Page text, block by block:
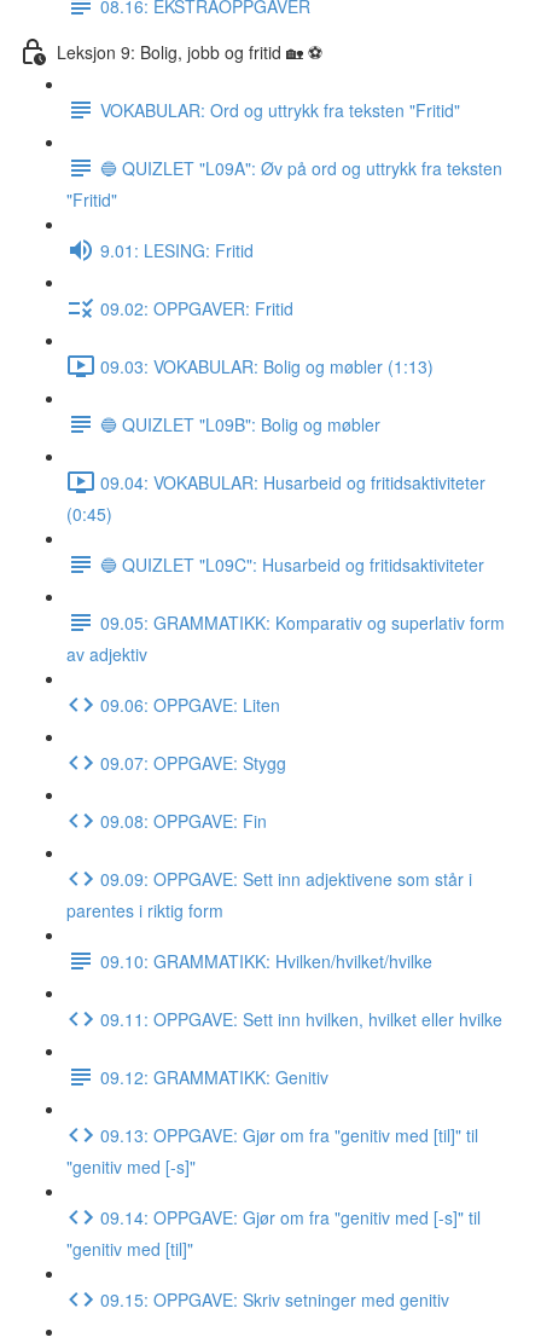
08.16: EKSTRAOPPGAVER
Leksjon 9: Bolig, jobb og fritid 🏡 ⚽️
VOKABULAR: Ord og uttrykk fra teksten "Fritid"
🔵 QUIZLET "L09A": Øv på ord og uttrykk fra teksten
"Fritid"
9.01: LESING: Fritid
09.02: OPPGAVER: Fritid
09.03: VOKABULAR: Bolig og møbler (1:13)
🔵 QUIZLET "L09B": Bolig og møbler
09.04: VOKABULAR: Husarbeid og fritidsaktiviteter
(0:45)
🔵 QUIZLET "L09C": Husarbeid og fritidsaktiviteter
09.05: GRAMMATIKK: Komparativ og superlativ form
av adjektiv
09.06: OPPGAVE: Liten
09.07: OPPGAVE: Stygg
09.08: OPPGAVE: Fin
09.09: OPPGAVE: Sett inn adjektivene som står i
parentes i riktig form
09.10: GRAMMATIKK: Hvilken/hvilket/hvilke
09.11: OPPGAVE: Sett inn hvilken, hvilket eller hvilke
09.12: GRAMMATIKK: Genitiv
09.13: OPPGAVE: Gjør om fra "genitiv med [til]" til
"genitiv med [-s]"
09.14: OPPGAVE: Gjør om fra "genitiv med [-s]" til
"genitiv med [til]"
09.15: OPPGAVE: Skriv setninger med genitiv